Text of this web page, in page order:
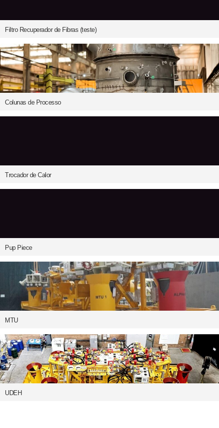
Filtro Recuperador de Fibras (teste)
Colunas de Processo
Trocador de Calor
Pup Piece
MTU
UDEH